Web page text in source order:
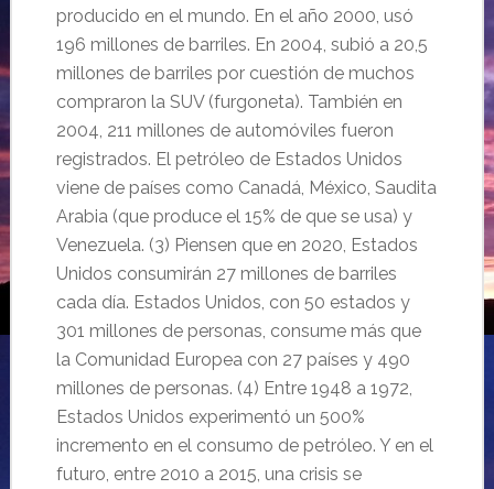
producido en el mundo. En el año 2000, usó
196 millones de barriles. En 2004, subió a 20,5
millones de barriles por cuestión de muchos
compraron la SUV (furgoneta). También en
2004, 211 millones de automóviles fueron
registrados. El petróleo de Estados Unidos
viene de países como Canadá, México, Saudita
Arabia (que produce el 15% de que se usa) y
Venezuela. (3) Piensen que en 2020, Estados
Unidos consumirán 27 millones de barriles
cada día. Estados Unidos, con 50 estados y
301 millones de personas, consume más que
la Comunidad Europea con 27 países y 490
millones de personas. (4) Entre 1948 a 1972,
Estados Unidos experimentó un 500%
incremento en el consumo de petróleo. Y en el
futuro, entre 2010 a 2015, una crisis se